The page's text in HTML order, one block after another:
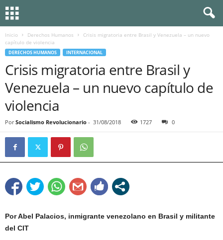
Inicio Derechos Humanos
Crisis migratoria entre Brasil y Venezuela – un nuevo
capítulo de violencia
DERECHOS HUMANOS INTERNACIONAL
Crisis migratoria entre Brasil y
Venezuela – un nuevo capítulo de
violencia
Por Socialismo Revolucionario - 31/08/2018 1727 0
Por Abel Palacios, inmigrante venezolano en Brasil y militante
del CIT